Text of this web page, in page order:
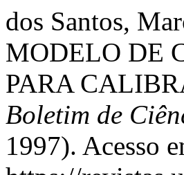
dos Santos,
MODELO DE
PARA
Boletim de
1997). Acesso